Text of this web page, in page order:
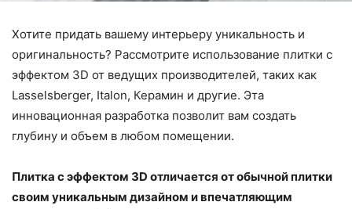
Хотите придать вашему интерьеру уникальность и
оригинальность? Рассмотрите использование плитки с
эффектом 3D от ведущих производителей, таких как
Lasselsberger, Italon, Керамин и другие. Эта
инновационная разработка позволит вам создать
глубину и объем в любом помещении.
Плитка с эффектом 3D отличается от обычной плитки
своим уникальным дизайном и впечатляющим